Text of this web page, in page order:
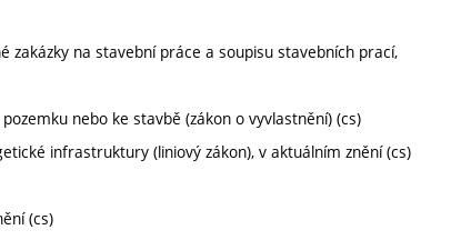
zakázky na stavební práce a soupisu stavebních prací,
nebo ke stavbě (zákon o vyvlastnění) (cs)
infrastruktury (liniový zákon), v aktuálním znění (cs)
(cs)